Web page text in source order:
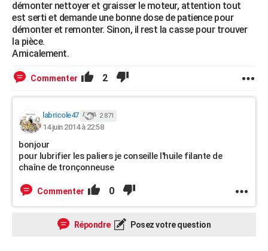
démonter nettoyer et graisser le moteur, attention tout
est serti et demande une bonne dose de patience pour
démonter et remonter. Sinon, il rest la casse pour trouver
la pièce.
Amicalement.
Commenter 2
labricole47 2 871
14 juin 2014 à 22:58
bonjour
pour lubrifier les paliers je conseille l'huile filante de
chaîne de tronçonneuse
Commenter 0
Répondre Posez votre question